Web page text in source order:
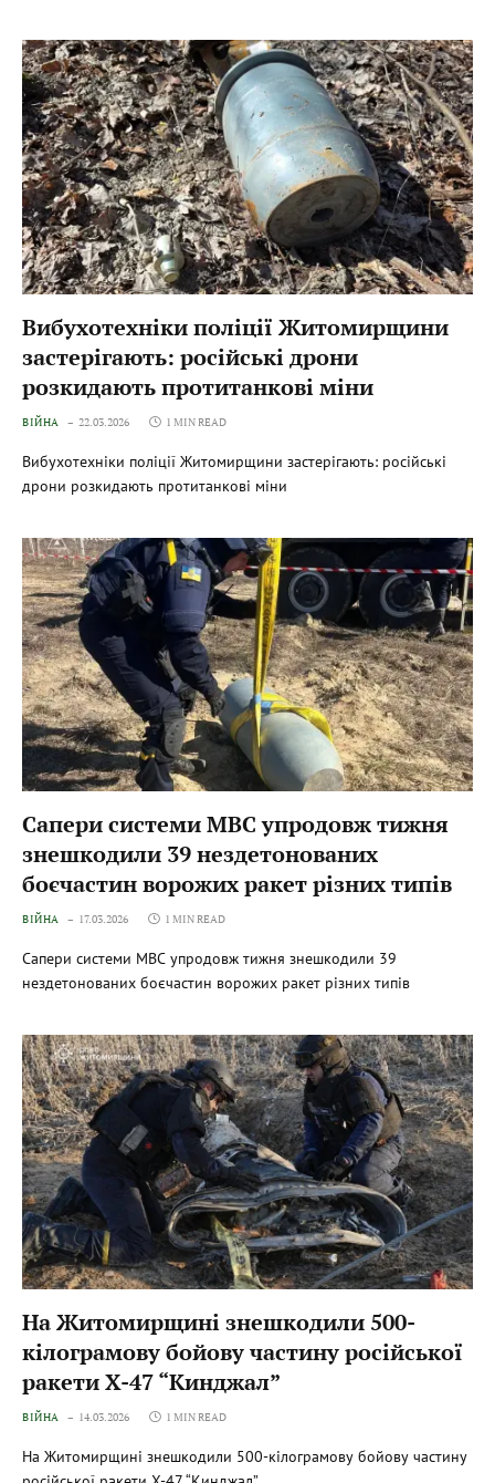
Вибухотехніки поліції Житомирщини
застерігають: російські дрони
розкидають протитанкові міни
ВІЙНА 22.03.2026 1 MIN READ
Вибухотехніки поліції Житомирщини застерігають: російські
дрони розкидають протитанкові міни
Сапери системи МВС упродовж тижня
знешкодили 39 нездетонованих
боєчастин ворожих ракет різних типів
ВІЙНА 17.03.2026 1 MIN READ
Сапери системи МВС упродовж тижня знешкодили 39
нездетонованих боєчастин ворожих ракет різних типів
На Житомирщині знешкодили 500-
кілограмову бойову частину російської
ракети X-47 “Кинджал”
ВІЙНА 14.03.2026 1 MIN READ
На Житомирщині знешкодили 500-кілограмову бойову частину